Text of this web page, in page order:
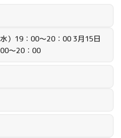
）19：00～20：00 3月15日
～20：00